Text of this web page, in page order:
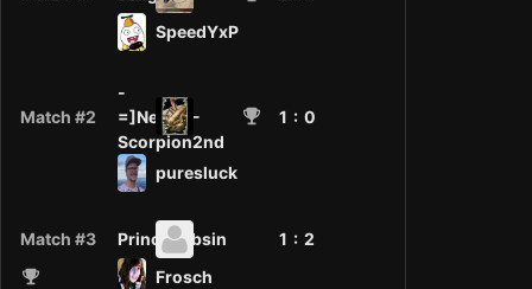
SpeedYxP
Match #2
-
=]NeM[=-
Scorpion2nd
1 : 0
puresluck
Match #3 PrinceBobsin 1 : 2
Frosch